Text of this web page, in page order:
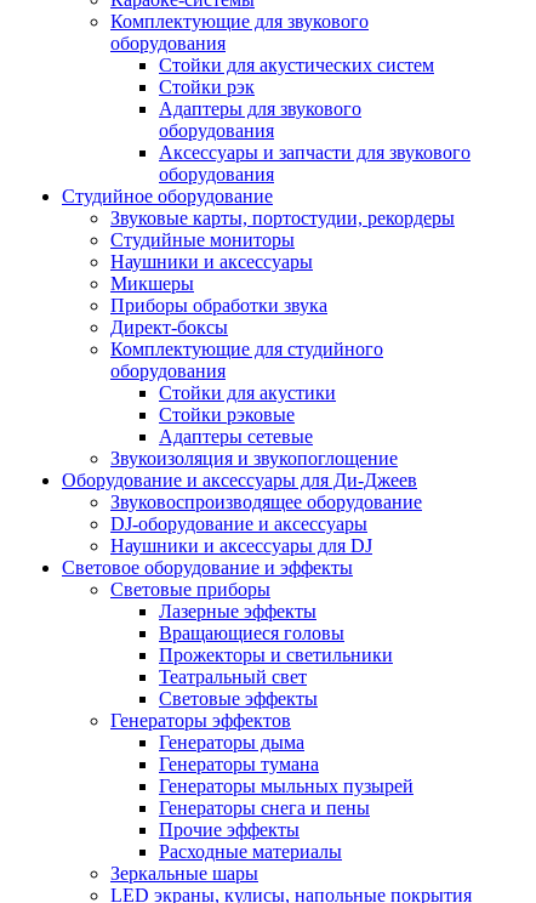
Комплектующие для звукового
оборудования
Стойки для акустических систем
Стойки рэк
Адаптеры для звукового
оборудования
Аксессуары и запчасти для звукового
оборудования
Студийное оборудование
Звуковые карты, портостудии, рекордеры
Студийные мониторы
Наушники и аксессуары
Микшеры
Приборы обработки звука
Директ-боксы
Комплектующие для студийного
оборудования
Стойки для акустики
Стойки рэковые
Адаптеры сетевые
Звукоизоляция и звукопоглощение
Оборудование и аксессуары для Ди-Джеев
Звуковоспроизводящее оборудование
DJ-оборудование и аксессуары
Наушники и аксессуары для DJ
Световое оборудование и эффекты
Световые приборы
Лазерные эффекты
Вращающиеся головы
Прожекторы и светильники
Театральный свет
Световые эффекты
Генераторы эффектов
Генераторы дыма
Генераторы тумана
Генераторы мыльных пузырей
Генераторы снега и пены
Прочие эффекты
Расходные материалы
Зеркальные шары
LED экраны, кулисы, напольные покрытия